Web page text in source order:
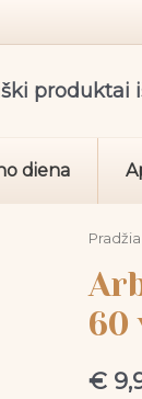
produktai
diena
Pradžia
60
€
kiekis:
tea